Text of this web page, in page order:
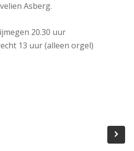
Asberg.
20.30 uur
13 uur (alleen orgel)